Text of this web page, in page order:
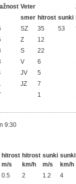
Veter
smer hitrost sunki
SZ 35 53
Z 12
S 22
V 6
JV 5
JZ 7
1
9:30
hitrost
m/s
hitrost
km/h
sunki
m/s
sunki
km/h
0.5 2 1.2
4